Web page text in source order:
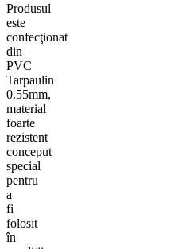
Produsul
este
confecţionat
din
PVC
Tarpaulin
0.55mm,
material
foarte
rezistent
conceput
special
pentru
a
fi
folosit
în